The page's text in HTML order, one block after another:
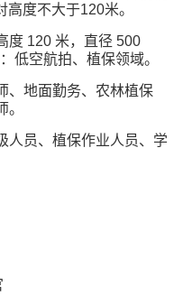
度不大于120米。
度 120 米，直径 500
低空航拍、植保领域。
、地面勤务、农林植保
人员、植保作业人员、学